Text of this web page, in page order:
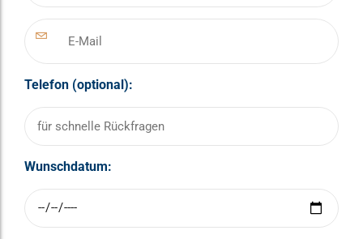
Telefon (optional):
Wunschdatum: